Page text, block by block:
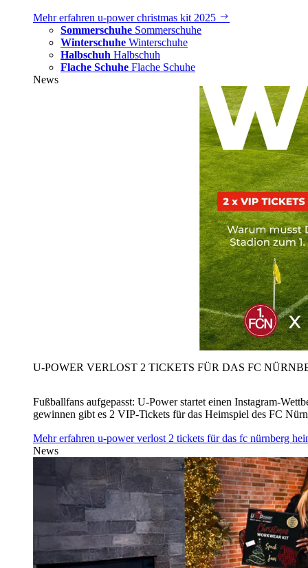
Mehr erfahren u‑power christmas kit 2025
Sommerschuhe Sommerschuhe
Winterschuhe Winterschuhe
Halbschuh Halbschuh
Flache Schuhe Flache Schuhe
News
U‑POWER VERLOST 2 TICKETS FÜR DAS FC
Fußballfans aufgepasst: U‑Power startet einen Instagram-
gewinnen gibt es 2 VIP-Tickets für das Heimspiel des FC
Mehr erfahren u‑power verlost 2 tickets für das fc nürnberg
News